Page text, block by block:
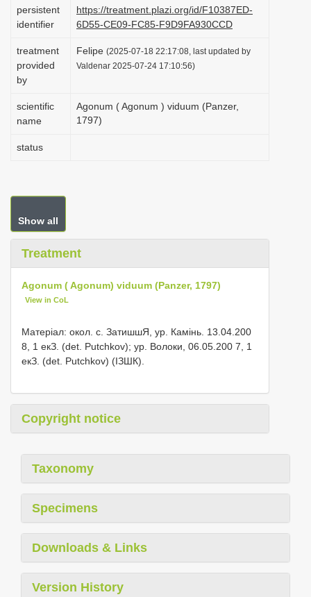
o
n
persistent
identifier
https://treatment.plazi.org/id/F10387ED-
6D55-CE09-FC85-F9D9FA930CCD
treatment
provided
by
Felipe (2025-07-18 22:17:08, last updated by
Valdenar 2025-07-24 17:10:56)
scientific
name
Agonum ( Agonum ) viduum (Panzer,
1797)
status
Show all
Treatment
Agonum ( Agonum) viduum (Panzer, 1797)
View in CoL
Матеріал: окол. с. ЗатишшЯ, ур. Камінь. 13.04.200
8, 1 екЗ. (det. Putchkov); ур. Волоки, 06.05.200 7, 1
екЗ. (det. Putchkov) (ІЗШК).
Copyright notice
Taxonomy
Specimens
Downloads & Links
Version History